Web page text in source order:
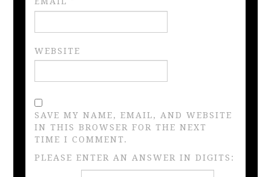
WEBSITE
SAVE MY NAME, EMAIL, AND WEBSITE
IN THIS BROWSER FOR THE NEXT
TIME I COMMENT.
PLEASE ENTER AN ANSWER IN DIGITS: